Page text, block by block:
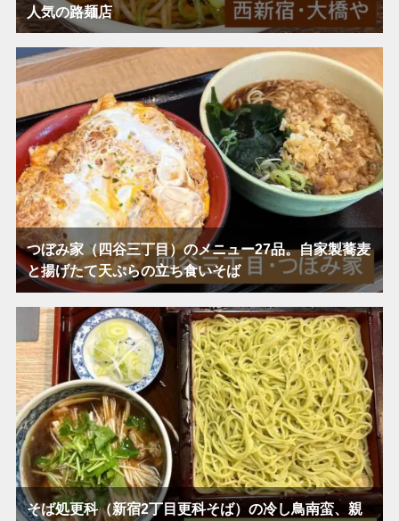
人気の路麺店
つぼみ家（四谷三丁目）のメニュー27品。自家製蕎麦
と揚げたて天ぷらの立ち食いそば
そば処更科（新宿2丁目更科そば）の冷し鳥南蛮、親